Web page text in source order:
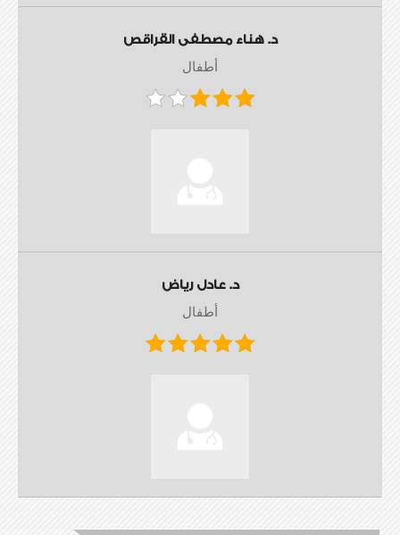
د. هناء مصطفى القراقص
أطفال
د. عادل رياض
أطفال